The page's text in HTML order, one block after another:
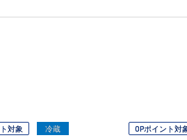
対象 冷蔵 OPポイント対